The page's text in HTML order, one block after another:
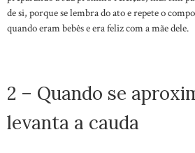
de si, porque se lembra do ato e repete o
quando eram bebês e era feliz com a mãe dele.
2 – Quando se
levanta a cauda